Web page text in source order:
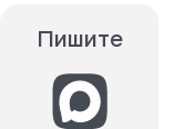
Пишите